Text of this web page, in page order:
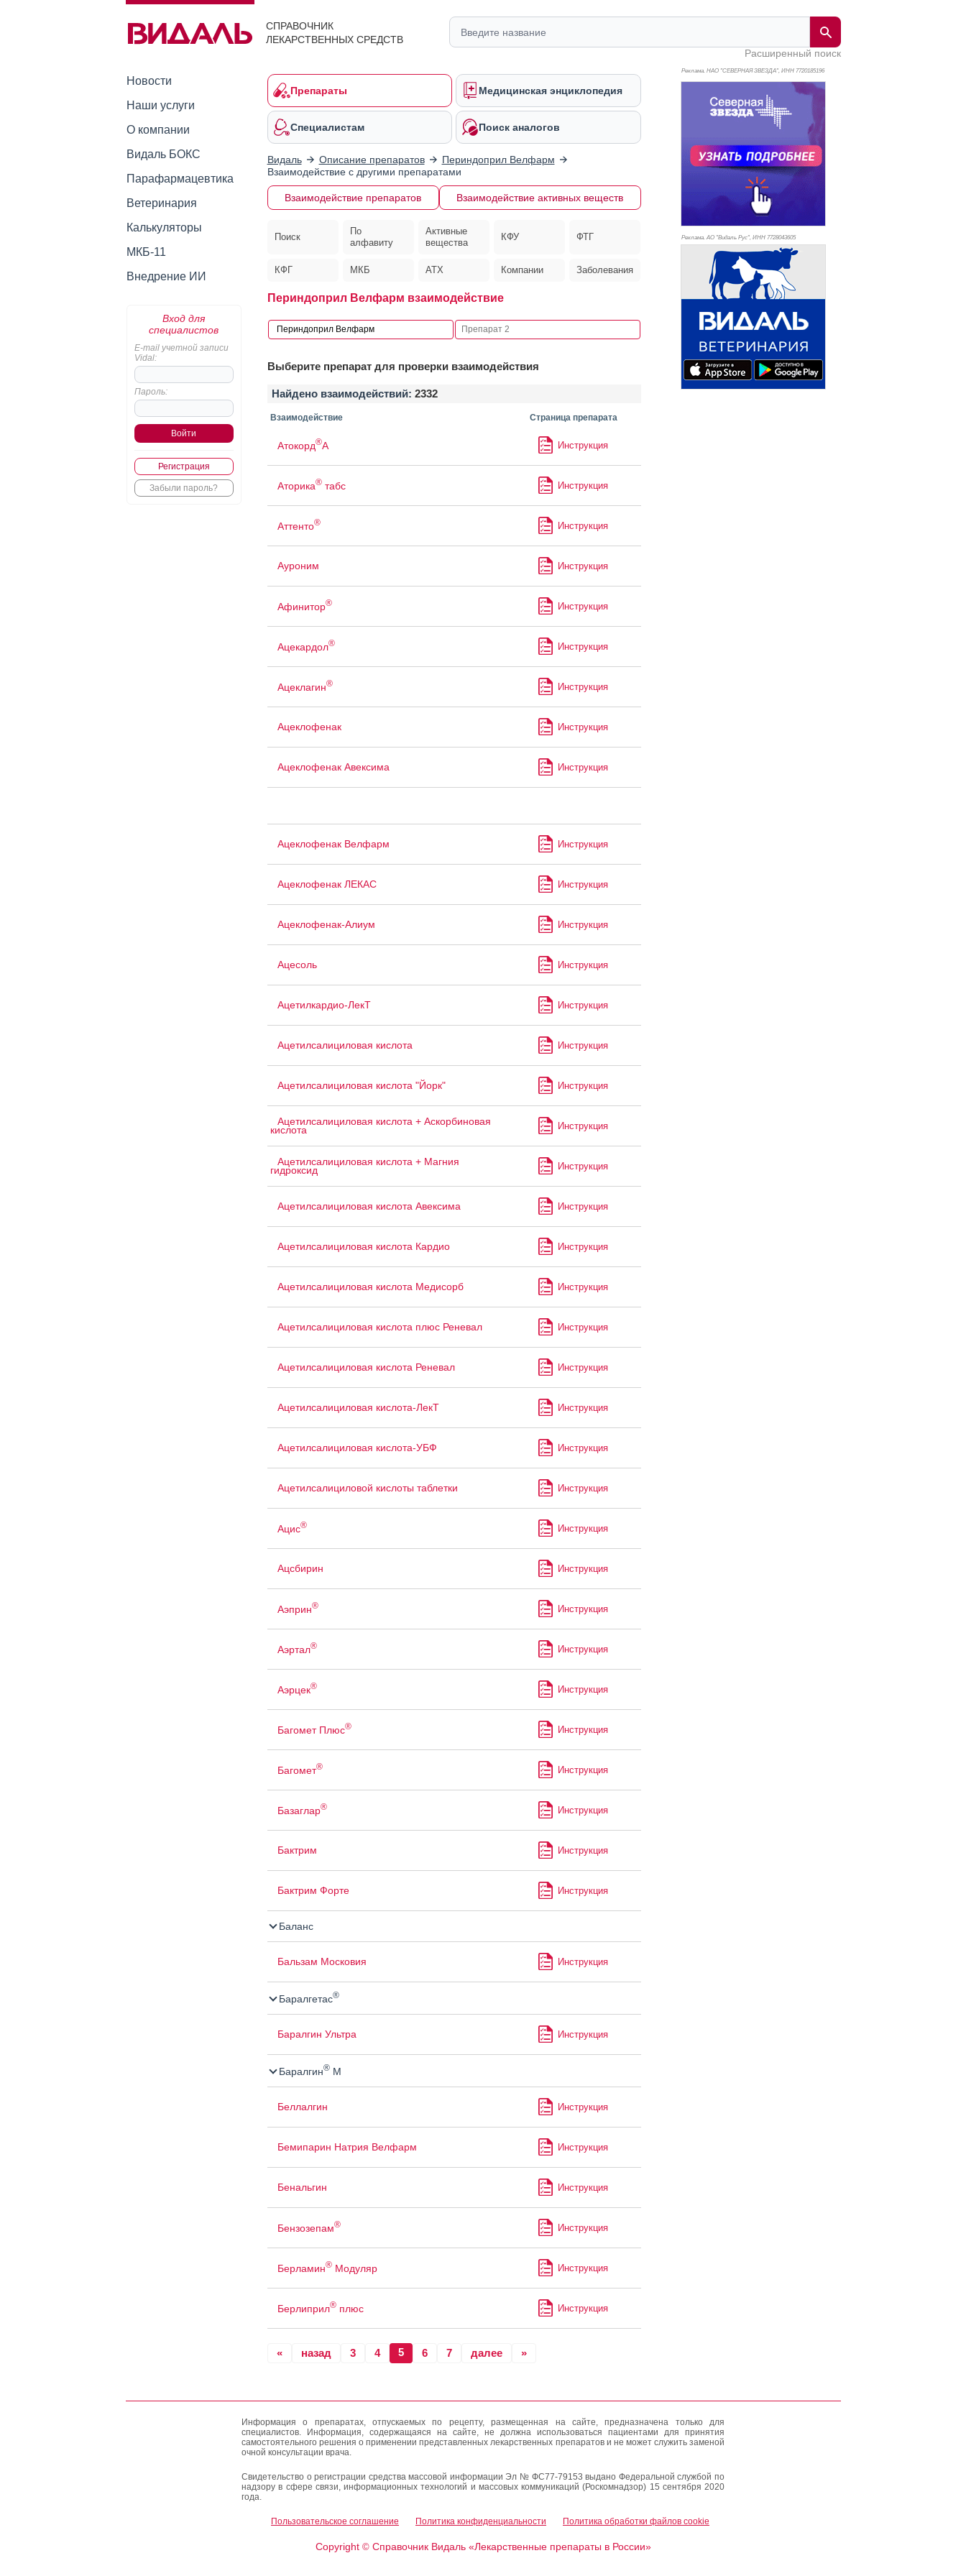
СПРАВОЧНИК
ЛЕКАРСТВЕННЫХ СРЕДСТВ
Расширенный поиск
Новости
Наши услуги
О компании
Видаль БОКС
Парафармацевтика
Ветеринария
Калькуляторы
МКБ-11
Внедрение ИИ
Вход для
специалистов
E-mail учетной записи
Vidal:
Пароль:
Регистрация
Забыли пароль?
Препараты Медицинская энциклопедия
Специалистам Поиск аналогов
Видаль Описание препаратов
Периндоприл Велфарм
Взаимодействие с другими препаратами
Взаимодействие препаратов Взаимодействие активных веществ
Поиск
По
алфавиту
Активные
вещества
КФУ ФТГ
КФГ МКБ АТХ Компании Заболевания
Периндоприл Велфарм взаимодействие
Выберите препарат для проверки взаимодействия
Найдено взаимодействий: 2332
Взаимодействие Страница препарата
Атокорд®А Инструкция
Аторика®табс Инструкция
Аттенто® Инструкция
Ауроним Инструкция
Афинитор® Инструкция
Ацекардол® Инструкция
Ацеклагин® Инструкция
Ацеклофенак Инструкция
Ацеклофенак Авексима Инструкция
Ацеклофенак Велфарм Инструкция
Ацеклофенак ЛЕКАС Инструкция
Ацеклофенак-Алиум Инструкция
Ацесоль Инструкция
Ацетилкардио-ЛекТ Инструкция
Ацетилсалициловая кислота Инструкция
Ацетилсалициловая кислота "Йорк" Инструкция
Ацетилсалициловая кислота + Аскорбиновая
кислота Инструкция
Ацетилсалициловая кислота + Магния
гидроксид Инструкция
Ацетилсалициловая кислота Авексима Инструкция
Ацетилсалициловая кислота Кардио Инструкция
Ацетилсалициловая кислота Медисорб Инструкция
Ацетилсалициловая кислота плюс Реневал Инструкция
Ацетилсалициловая кислота Реневал Инструкция
Ацетилсалициловая кислота-ЛекТ Инструкция
Ацетилсалициловая кислота-УБФ Инструкция
Ацетилсалициловой кислоты таблетки Инструкция
Ацис® Инструкция
Ацсбирин Инструкция
Аэприн® Инструкция
Аэртал® Инструкция
Аэрцек® Инструкция
Багомет Плюс® Инструкция
Багомет® Инструкция
Базаглар® Инструкция
Бактрим Инструкция
Бактрим Форте Инструкция
Баланс
Бальзам Московия Инструкция
Баралгетас®
Баралгин Ультра Инструкция
Баралгин®М
Беллалгин Инструкция
Бемипарин Натрия Велфарм Инструкция
Бенальгин Инструкция
Бензозепам® Инструкция
Берламин®Модуляр Инструкция
Берлиприл®плюс Инструкция
« назад 3 4 5 6 7 далее »
Реклама. НАО "СЕВЕРНАЯ ЗВЕЗДА", ИНН 7720185196
Реклама. АО "Видаль Рус", ИНН 7728043605
Информация о препаратах, отпускаемых по рецепту, размещенная на сайте, предназначена только для
специалистов. Информация, содержащаяся на сайте, не должна использоваться пациентами для принятия
самостоятельного решения о применении представленных лекарственных препаратов и не может служить заменой
очной консультации врача.
Свидетельство о регистрации средства массовой информации Эл № ФС77-79153 выдано Федеральной службой по
надзору в сфере связи, информационных технологий и массовых коммуникаций (Роскомнадзор) 15 сентября 2020
года.
Пользовательское соглашение Политика конфиденциальности Политика обработки файлов cookie
Copyright ©Справочник Видаль «Лекарственные препараты в России»